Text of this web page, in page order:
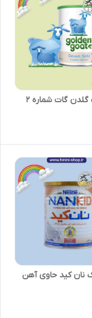
گات شماره 2
کید حاوی آهن